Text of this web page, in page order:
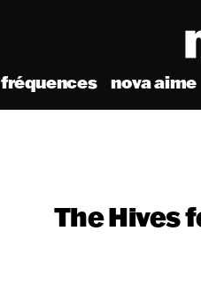
fréquences nova aime
The Hives